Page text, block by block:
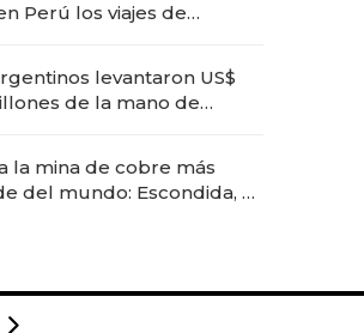
Perú los viajes de
levantaron US$
de la mano de
la mina de cobre más
del mundo: Escondida, el